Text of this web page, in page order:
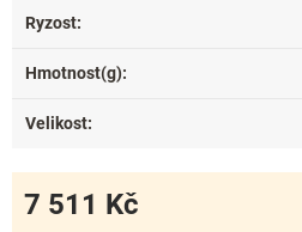
7 511 Kč
Ryzost:
Hmotnost(g):
Velikost: